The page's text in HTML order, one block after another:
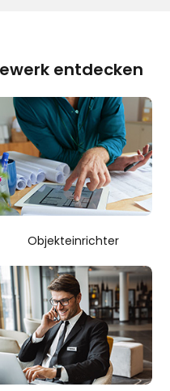
entdecken
Objekteinrichter